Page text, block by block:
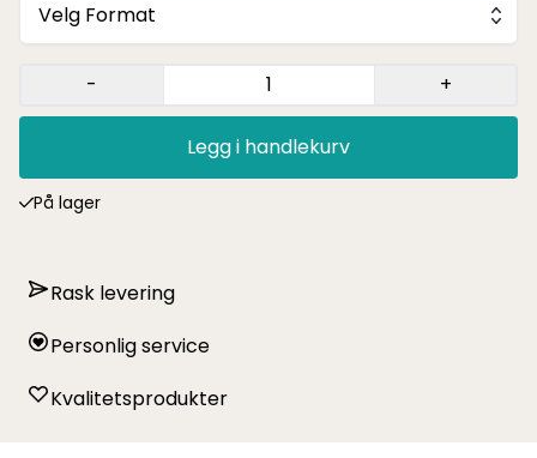
Velg Format
- +
Legg i handlekurv
På lager
Rask levering
Personlig service
Kvalitetsprodukter